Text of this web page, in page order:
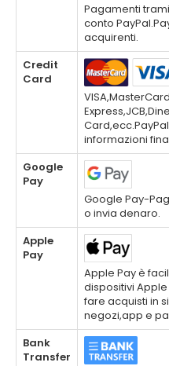
Pagamenti
conto
acquirenti.
Credit
Card
informazioni
Google
Pay
Google Pay-
o invia denaro.
Apple
Pay
Apple Pay è
dispositivi
fare acquisti in
negozi,app e
Bank
Transfer